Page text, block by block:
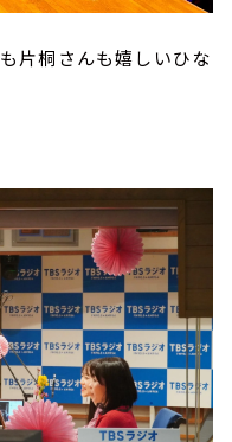
片桐さんも嬉しいひな